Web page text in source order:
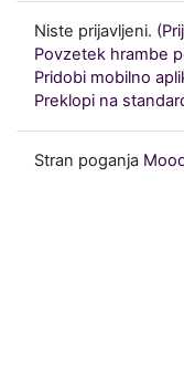
Niste prijavljeni. (
Povzetek hrambe
Pridobi mobilno
Preklopi na
Stran poganja